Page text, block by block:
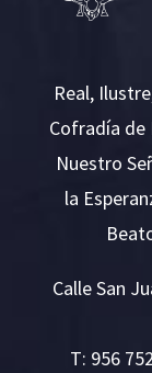
Real,
Cofradía de
Nuestro
la
Calle San
T: 956